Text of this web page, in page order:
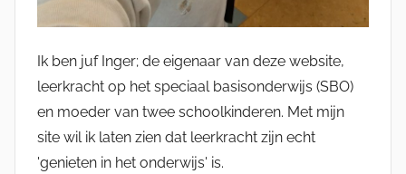
Ik ben juf Inger; de eigenaar van deze website,
leerkracht op het speciaal basisonderwijs (SBO)
en moeder van twee schoolkinderen. Met mijn
site wil ik laten zien dat leerkracht zijn echt
'genieten in het onderwijs' is.